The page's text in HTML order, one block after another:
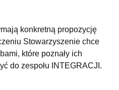
konkretną propozycję
Stowarzyszenie chce
które poznały ich
do zespołu INTEGRACJI.